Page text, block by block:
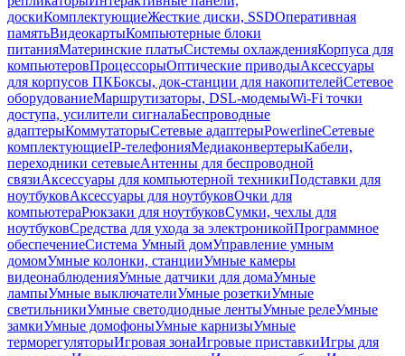
доскиКомплектующиеЖесткие диски, SSDОперативная
памятьВидеокартыКомпьютерные блоки
питанияМатеринские платыСистемы охлажденияКорпуса для
компьютеровПроцессорыОптические приводыАксессуары
для корпусов ПКБоксы, док-станции для накопителейСетевое
оборудованиеМаршрутизаторы, DSL-модемыWi-Fi точки
доступа, усилители сигналаБеспроводные
адаптерыКоммутаторыСетевые адаптерыPowerlineСетевые
комплектующиеIP-телефонияМедиаконвертерыКабели,
переходники сетевыеАнтенны для беспроводной
связиАксессуары для компьютерной техникиПодставки для
ноутбуковАксессуары для ноутбуковОчки для
компьютераРюкзаки для ноутбуковСумки, чехлы для
ноутбуковСредства для ухода за электроникойПрограммное
обеспечениеСистема Умный домУправление умным
домомУмные колонки, станцииУмные камеры
видеонаблюденияУмные датчики для домаУмные
лампыУмные выключателиУмные розеткиУмные
светильникиУмные светодиодные лентыУмные релеУмные
замкиУмные домофоныУмные карнизыУмные
терморегуляторыИгровая зонаИгровые приставкиИгры для